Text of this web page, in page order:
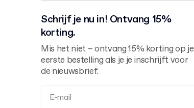
Schrijf je nu in! Ontvang 15%
korting.
Mis het niet – ontvang 15% korting op je
eerste bestelling als je je inschrijft voor
de nieuwsbrief.